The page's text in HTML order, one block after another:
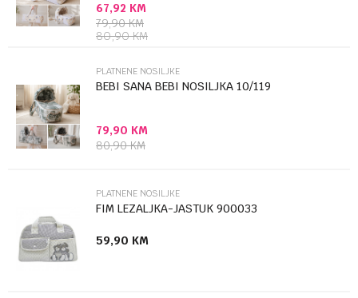
Poruka
Anti-spam zaštita - izračunajte koliko je 4 + 1 :
67,92 KM
79,90KM
80,90KM
PLATNENE NOSILJKE
BEBI SANA BEBI NOSILJKA 10/119
79,90 KM
80,90KM
PLATNENE NOSILJKE
FIM LEZALJKA-JASTUK 900033
59,90 KM